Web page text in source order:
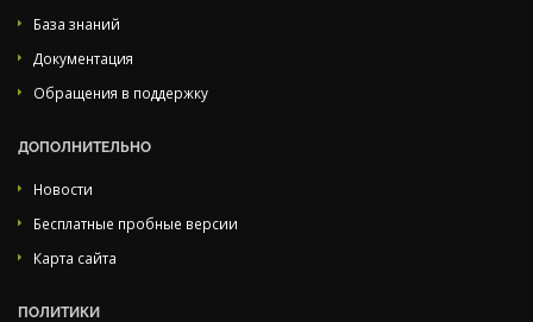
База знаний
Документация
Обращения в поддержку
ДОПОЛНИТЕЛЬНО
Новости
Бесплатные пробные версии
Карта сайта
ПОЛИТИКИ